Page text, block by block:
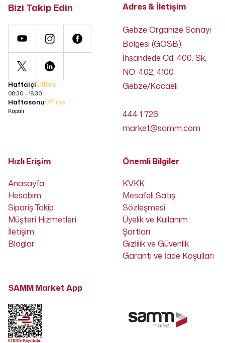
Bizi Takip Edin
HaftaiçiOffline
08:30 - 18:30
HaftasonuOffline
Kapalı
Adres & İletişim
Gebze Organize Sanayi
Bölgesi (GOSB),
İhsandede Cd, 400. Sk,
NO: 402, 4100
Gebze/Kocaeli
444 1 726
market@samm.com
Hızlı Erişim
Anasayfa
Hesabım
Sipariş Takip
Müşteri Hizmetleri
İletişim
Bloglar
Önemli Bilgiler
KVKK
Mesafeli Satış
Sözleşmesi
Üyelik ve Kullanım
Şartları
Gizlilik ve Güvenlik
Garanti ve İade Koşulları
SAMM Market App